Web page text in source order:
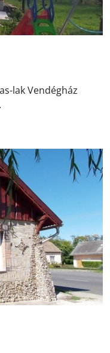
lak Vendégház